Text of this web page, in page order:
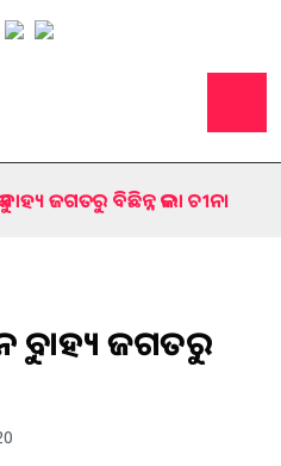
ଜଗତରୁ ବିଛିନ୍ନ କଲା ଚୀନ।
ବାହ୍ୟ ଜଗତରୁ